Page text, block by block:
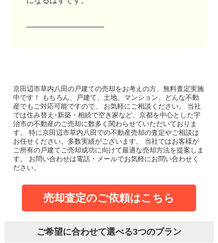
――――――――――
京田辺市草内八田の戸建ての売却をお考えの方、無料査定実施
中です！
もちろん、戸建て、土地、マンション、どんな不動
産でもご対応可能ですので、 お気軽にご相談ください。
当社
では住み替え･新築・相続で空き家など、京都を中心とした宇
治市の不動産のご売却に数多く関わらせていただいておりま
す。
特に京田辺市草内八田での不動産売却の査定やご相談は
お任せください。多数実績がございます。
当社ではお客様が
ご所有の戸建てご売却成功に向けて最適な売却方法を提案しま
す。
お問い合わせは電話・メールでお気軽にお問い合わせく
ださい。
売却査定のご依頼はこちら
ご希望に合わせて選べる3つのプラン